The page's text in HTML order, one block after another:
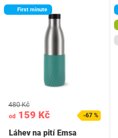
First minute
od 159 Kč
480 Kč
-67 %
Láhev na pití Emsa